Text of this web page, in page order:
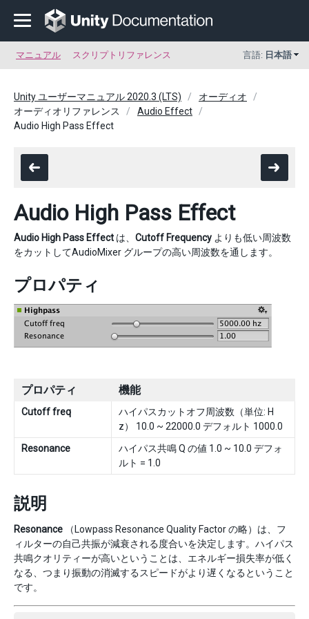
マニュアル スクリプトリファレンス 言語: 日本語
Unity ユーザーマニュアル 2020.3 (LTS)
オーディオ
オーディオリファレンス
Audio Effect
Audio High Pass Effect
Audio High Pass Effect
Audio High Pass Effect は、 Cutoff Frequency よりも低い周波数
をカットしてAudioMixer グループの高い周波数を通します。
プロパティ
プロパティ 機能
Cutoff freq
ハイパスカットオフ周波数（単位: H
z） 10.0 ~ 22000.0 デフォルト 1000.0
Resonance
ハイパス共鳴 Q の値 1.0 ~ 10.0 デフォ
ルト = 1.0
説明
Resonance （Lowpass Resonance Quality Factor の略）は、フ
ィルターの自己共振が減衰される度合いを決定します。ハイパス
共鳴クオリティーが高いということは、エネルギー損失率が低く
なる、つまり振動の消滅するスピードがより遅くなるということ
です。